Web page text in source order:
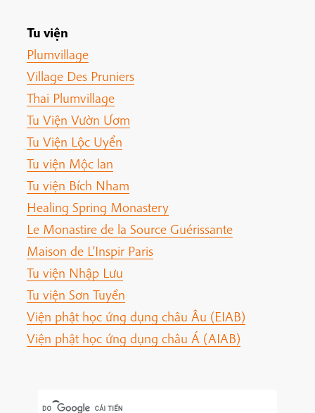
Tu viện
Plumvillage
Village Des Pruniers
Thai Plumvillage
Tu Viện Vườn Ươm
Tu Viện Lộc Uyển
Tu viện Mộc lan
Tu viện Bích Nham
Healing Spring Monastery
Le Monastire de la Source Guérissante
Maison de L'Inspir Paris
Tu viện Nhập Lưu
Tu viện Sơn Tuyền
Viện phật học ứng dụng châu Âu (EIAB)
Viện phật học ứng dụng châu Á (AIAB)